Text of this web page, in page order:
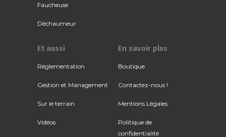
Faucheuse
Déchaumeur
Et aussi
Réglementation
Gestion et Management
Sur le terrain
Vidéos
En savoir plus
Boutique
Contactez-nous !
Mentions Légales
Politique de
confidentialité